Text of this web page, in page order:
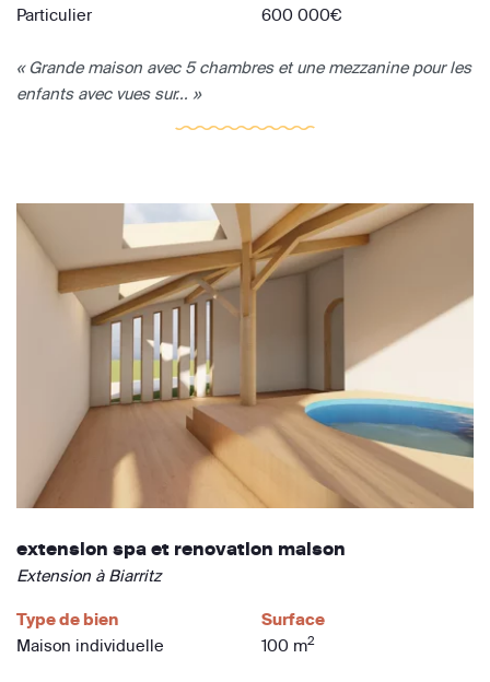
Particulier
600 000€
« Grande maison avec 5 chambres et une mezzanine pour les
enfants avec vues sur... »
extension spa et renovation maison
Extension à Biarritz
Type de bien
Maison individuelle
Surface
100 m2